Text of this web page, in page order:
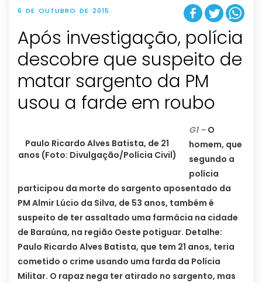
6 DE OUTUBRO DE 2015
Após investigação, polícia
descobre que suspeito de
matar sargento da PM
usou a farde em roubo
Paulo Ricardo Alves Batista, de 21
anos (Foto: Divulgação/Polícia Civil)
G1 – O
homem, que
segundo a
polícia
participou da morte do sargento aposentado da
PM Almir Lúcio da Silva, de 53 anos, também é
suspeito de ter assaltado uma farmácia na cidade
de Baraúna, na região Oeste potiguar. Detalhe:
Paulo Ricardo Alves Batista, que tem 21 anos, teria
cometido o crime usando uma farda da Polícia
Militar. O rapaz nega ter atirado no sargento, mas